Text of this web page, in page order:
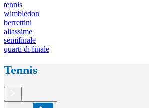
tennis
wimbledon
berrettini
aliassime
semifinale
quarti di finale
Tennis